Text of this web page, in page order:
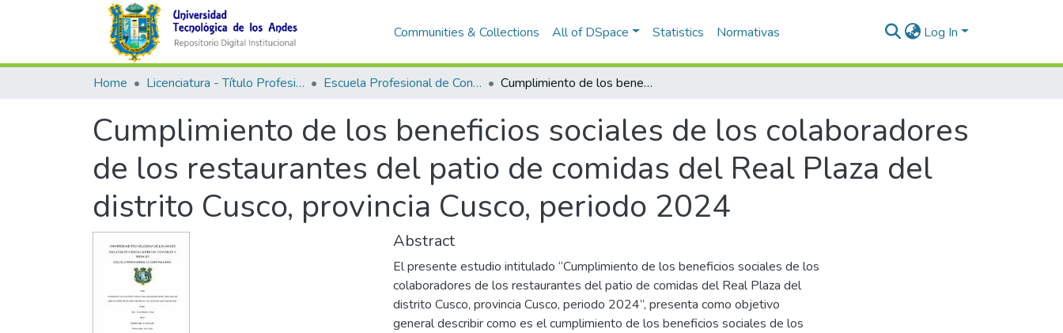
Communities & Collections All of DSpace Statistics Normativas Log In
Home Licenciatura - Título Profesional Escuela Profesional de Contabilidad Cumplimiento de los beneficios sociales de los colaboradores de los restaurantes del patio de comidas del Real Plaza del distrito Cusco, provincia Cusco, periodo 2024
Cumplimiento de los beneficios sociales de los colaboradores
de los restaurantes del patio de comidas del Real Plaza del
distrito Cusco, provincia Cusco, periodo 2024
Abstract
El presente estudio intitulado “Cumplimiento de los beneficios sociales de los
colaboradores de los restaurantes del patio de comidas del Real Plaza del
distrito Cusco, provincia Cusco, periodo 2024”, presenta como objetivo
general describir como es el cumplimiento de los beneficios sociales de los